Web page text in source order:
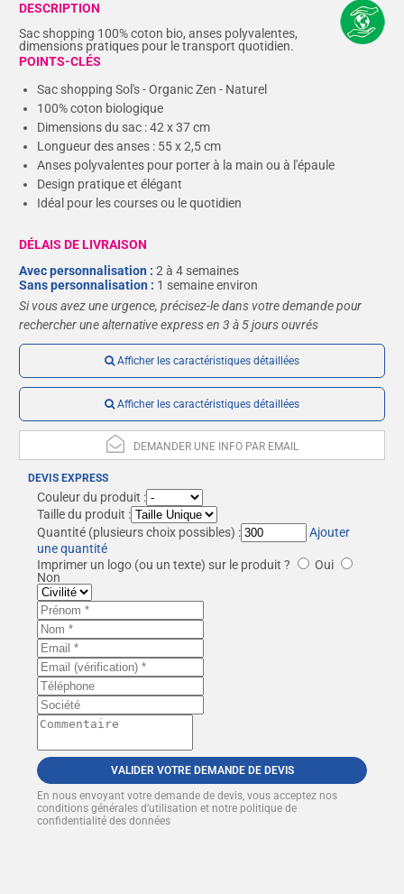
DESCRIPTION
Sac shopping 100% coton bio, anses polyvalentes,
dimensions pratiques pour le transport quotidien.
POINTS-CLÉS
Sac shopping Sol's - Organic Zen - Naturel
100% coton biologique
Dimensions du sac : 42 x 37 cm
Longueur des anses : 55 x 2,5 cm
Anses polyvalentes pour porter à la main ou à l'épaule
Design pratique et élégant
Idéal pour les courses ou le quotidien
DÉLAIS DE LIVRAISON
Avec personnalisation :2 à 4 semaines
Sans personnalisation : 1 semaine environ
Si vous avez une urgence, précisez-le dans votre demande pour
rechercher une alternative express en 3 à 5 jours ouvrés
Afficher les caractéristiques détaillées
Afficher les caractéristiques détaillées
DEMANDER UNE INFO PAR EMAIL
DEVIS EXPRESS
Couleur du produit :
Taille du produit :
Quantité (plusieurs choix possibles) :
Ajouter
une quantité
Imprimer un logo (ou un texte) sur le produit ?
Oui
Non
VALIDER VOTRE DEMANDE DE DEVIS
En nous envoyant votre demande de devis, vous acceptez nos
conditions générales d’utilisation et notre politique de
confidentialité des données